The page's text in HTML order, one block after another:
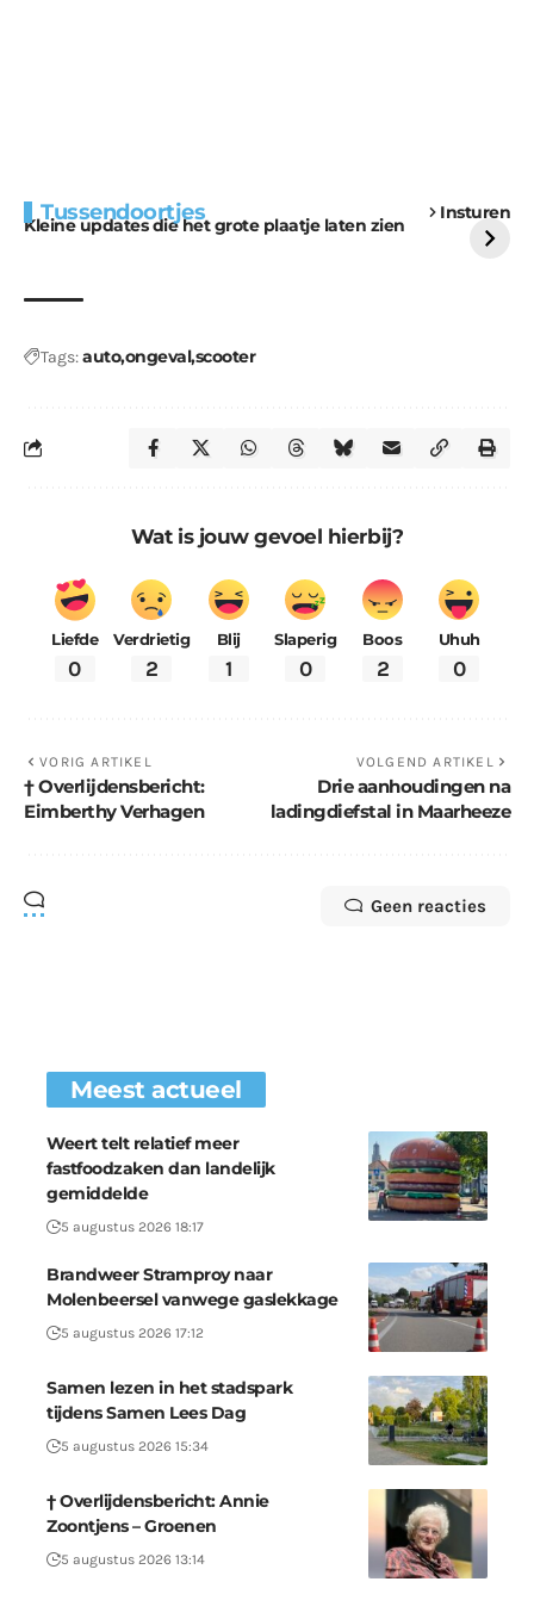
Tussendoortjes Insturen
Kleine updates die het grote plaatje laten zien
voor kabouters
uitdaging
Tags:autoongevalscooter
Wat is jouw gevoel hierbij?
Liefde
0
Verdrietig
2
Blij
1
Slaperig
0
Boos
2
Uhuh
0
VORIG ARTIKEL
† Overlijdensbericht:
Eimberthy Verhagen
VOLGEND ARTIKEL
Drie aanhoudingen na
ladingdiefstal in Maarheeze
Geen reacties
Meest actueel
Weert telt relatief meer
fastfoodzaken dan landelijk
gemiddelde
5 augustus 2026 18:17
Brandweer Stramproy naar
Molenbeersel vanwege gaslekkage
5 augustus 2026 17:12
Samen lezen in het stadspark
tijdens Samen Lees Dag
5 augustus 2026 15:34
† Overlijdensbericht: Annie
Zoontjens – Groenen
5 augustus 2026 13:14